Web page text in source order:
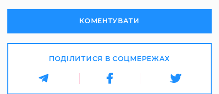
КОМЕНТУВАТИ
ПОДІЛИТИСЯ В СОЦМЕРЕЖАХ